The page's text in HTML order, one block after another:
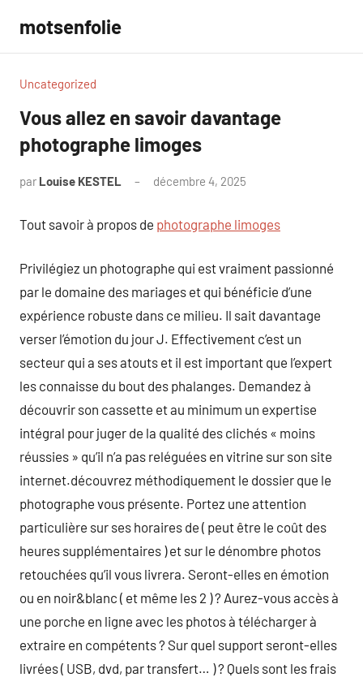
contenu
motsenfolie
Uncategorized
Vous allez en savoir davantage
photographe limoges
par Louise KESTEL décembre 4, 2025
Tout savoir à propos de photographe limoges
Privilégiez un photographe qui est vraiment passionné
par le domaine des mariages et qui bénéficie d’une
expérience robuste dans ce milieu. Il sait davantage
verser l’émotion du jour J. Effectivement c’est un
secteur qui a ses atouts et il est important que l’expert
les connaisse du bout des phalanges. Demandez à
découvrir son cassette et au minimum un expertise
intégral pour juger de la qualité des clichés « moins
réussies » qu’il n’a pas reléguées en vitrine sur son site
internet.découvrez méthodiquement le dossier que le
photographe vous présente. Portez une attention
particulière sur ses horaires de ( peut être le coût des
heures supplémentaires ) et sur le dénombre photos
retouchées qu’il vous livrera. Seront-elles en émotion
ou en noir&blanc ( et même les 2 ) ? Aurez-vous accès à
une porche en ligne avec les photos à télécharger à
extraire en compétents ? Sur quel support seront-elles
livrées ( USB, dvd, par transfert… ) ? Quels sont les frais